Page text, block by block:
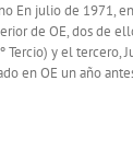
En julio de 1971,
de OE, dos de
y el tercero,
en OE un año